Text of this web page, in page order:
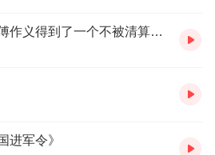
北京得到了一次重生，傅作义得到了一个不被清算的晚年
进军令》